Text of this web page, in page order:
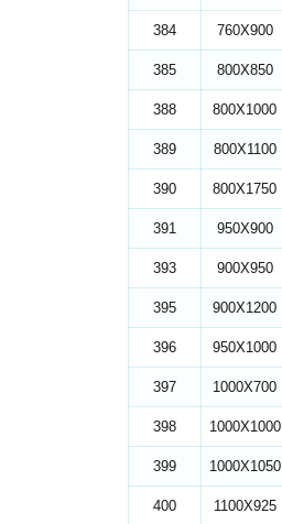
384 760X900
385 800X850
388 800X1000
389 800X1100
390 800X1750
391 950X900
393 900X950
395 900X1200
396 950X1000
397 1000X700
398 1000X1000
399 1000X1050
400 1100X925